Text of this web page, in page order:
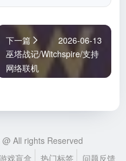
下一篇
2026-06-13
巫塔战记/Witchspire/支持
网络联机
All rights Reserved
戏盲盒 热门标签 问题反馈